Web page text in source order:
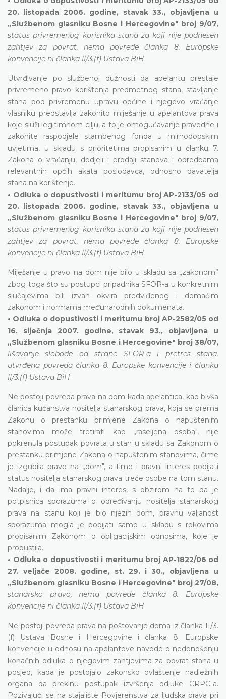
20. listopada 2006. godine, stavak 33., objavljena u
„Službenom glasniku Bosne i Hercegovine" broj 9/07,
status privremenog korisnika stana za koji nije podnesen
zahtjev za povrat, nema povrede članka 8. Europske
konvencije ni članka II/3.(f) Ustava BiH
Utvrđivanje po službenoj dužnosti da apelantu prestaje
privremeno pravo korištenja predmetnog stana, stavljanje
stana pod privremenu upravu općine i njegovo vraćanje
vlasniku predstavlja zakonito miješanje u apelantova prava
koje služi legitimnom cilju, a to je omogućavanje pravedne i
zakonite raspodjele stambenog fonda u mirnodopskim
uvjetima, u skladu s prioritetima propisanim u članku 7.
Zakona o vraćanju, dodjeli i prodaji stanova i odredbama
relevantnih općih akata poslodavca, odnosno davatelja
stana na korištenje.
• Odluka o dopustivosti i meritumu broj AP-2133/05 od
20. listopada 2006. godine, stavak 33., objavljena u
„Službenom glasniku Bosne i Hercegovine" broj 9/07,
status privremenog korisnika stana za koji nije podnesen
zahtjev za povrat, nema povrede članka 8. Europske
konvencije ni članka II/3.(f) Ustava BiH
Miješanje u pravo na dom nije bilo u skladu sa „zakonom”
zbog toga što su postupci pripadnika SFOR-a u konkretnim
slučajevima bili izvan okvira predviđenog i domaćim
zakonom i normama međunarodnih dokumenata.
• Odluka o dopustivosti i meritumu broj AP-2582/05 od
16. siječnja 2007. godine, stavak 93., objavljena u
„Službenom glasniku Bosne i Hercegovine" broj 38/07,
lišavanje slobode od strane SFOR-a i pretres stana,
utvrđena povreda članka 8. Europske konvencije i članka
II/3.(f) Ustava BiH
Ne postoji povreda prava na dom kada apelantica, kao bivša
članica kućanstva nositelja stanarskog prava, koja se prema
Zakonu o prestanku primjene Zakona o napuštenim
stanovima može tretirati kao „raseljena osoba", nije
pokrenula postupak povrata u stan u skladu sa Zakonom o
prestanku primjene Zakona o napuštenim stanovima, čime
je izgubila pravo na „dom", a time i pravni interes pobijati
status nositelja stanarskog prava treće osobe na tom stanu.
Nadalje, i da ima pravni interes, s obzirom na to da je
potpisnica sporazuma o određivanju nositelja stanarskog
prava na stanu koji je bio njezin dom, pravnu valjanost
sporazuma mogla je pobijati samo u skladu s rokovima
propisanim Zakonom o obligacijskim odnosima, koje je
propustila.
• Odluka o dopustivosti i meritumu broj AP-1822/06 od
27. veljače 2008. godine, st. 29. i 30., objavljena u
„Službenom glasniku Bosne i Hercegovine" broj 27/08,
stanarsko pravo, nema povrede članka 8. Europske
konvencije ni članka II/3.(f) Ustava BiH
Ne postoji povreda prava na poštovanje doma iz članka II/3.
(f) Ustava Bosne i Hercegovine i članka 8. Europske
konvencije u odnosu na apelantove navode o nedonošenju
konačnih odluka o njegovim zahtjevima za povrat stana u
posjed, kada je postojalo zakonsko ovlaštenje nadležnih
organa da prekinu postupak izvršenja odluke CRPC-a.
Pozivajući se na stajalište Povjerenstva za ljudska prava pri